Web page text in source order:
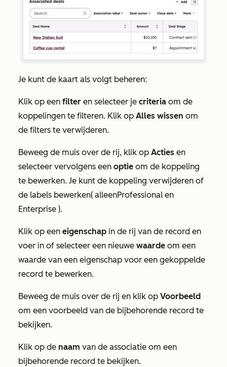
Je kunt de kaart als volgt beheren:
Klik op een filter en selecteer je criteria om de
koppelingen te filteren. Klik op Alles wissen om
de filters te verwijderen.
Beweeg de muis over de rij, klik op Acties en
selecteer vervolgens een optie om de koppeling
te bewerken. Je kunt de koppeling verwijderen of
de labels bewerken( alleenProfessional en
Enterprise ).
Klik op een eigenschap in de rij van de record en
voer in of selecteer een nieuwe waarde om een
waarde van een eigenschap voor een gekoppelde
record te bewerken.
Beweeg de muis over de rij en klik op Voorbeeld
om een voorbeeld van de bijbehorende record te
bekijken.
Klik op de naam van de associatie om een
bijbehorende record te bekijken.